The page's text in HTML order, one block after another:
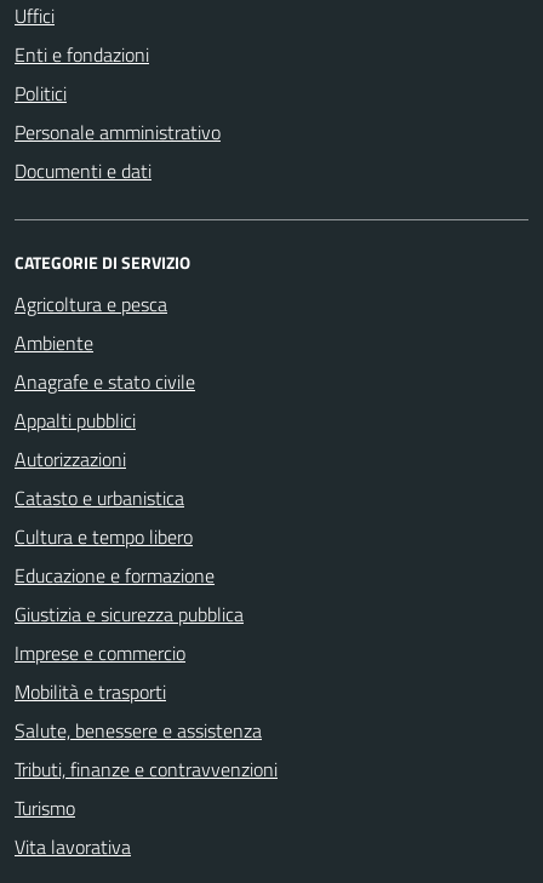
Uffici
Enti e fondazioni
Politici
Personale amministrativo
Documenti e dati
CATEGORIE DI SERVIZIO
Agricoltura e pesca
Ambiente
Anagrafe e stato civile
Appalti pubblici
Autorizzazioni
Catasto e urbanistica
Cultura e tempo libero
Educazione e formazione
Giustizia e sicurezza pubblica
Imprese e commercio
Mobilità e trasporti
Salute, benessere e assistenza
Tributi, finanze e contravvenzioni
Turismo
Vita lavorativa